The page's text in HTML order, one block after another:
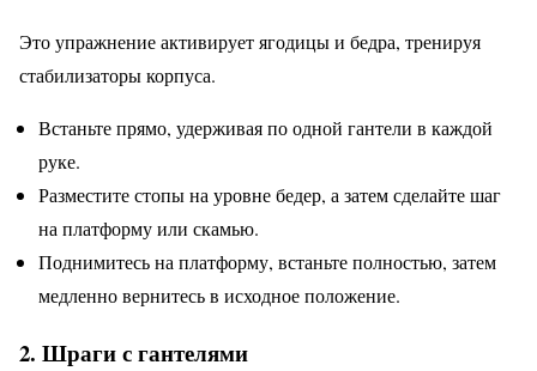
Это упражнение активирует ягодицы и бедра, тренируя
стабилизаторы корпуса.
Встаньте прямо, удерживая по одной гантели в каждой
руке.
Разместите стопы на уровне бедер, а затем сделайте шаг
на платформу или скамью.
Поднимитесь на платформу, встаньте полностью, затем
медленно вернитесь в исходное положение.
2. Шраги с гантелями